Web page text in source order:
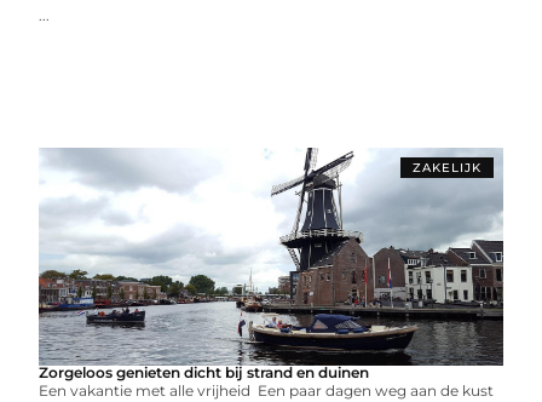
...
ZAKELIJK
Zorgeloos genieten dicht bij strand en duinen
Een vakantie met alle vrijheid Een paar dagen weg aan de kust